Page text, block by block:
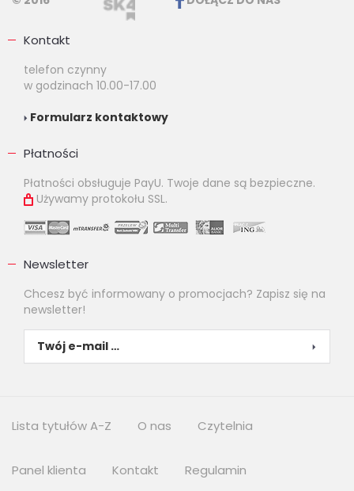
Kontakt
telefon czynny
w godzinach 10.00-17.00
Formularz kontaktowy
Płatności
Płatności obsługuje PayU. Twoje dane są bezpieczne.
Używamy protokołu SSL.
Newsletter
Chcesz być informowany o promocjach? Zapisz się na
newsletter!
Lista tytułów A-Z O nas Czytelnia
Panel klienta Kontakt Regulamin